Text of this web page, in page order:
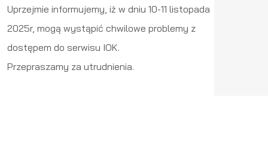
Uprzejmie informujemy, iż w dniu 10-11 listopada
2025r, mogą wystąpić chwilowe problemy z
dostępem do serwisu IOK.
Przepraszamy za utrudnienia.